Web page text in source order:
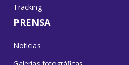
Tracking
PRENSA
Noticias